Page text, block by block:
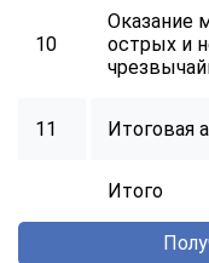
10
Оказание
острых и
11 Итоговая
Итого